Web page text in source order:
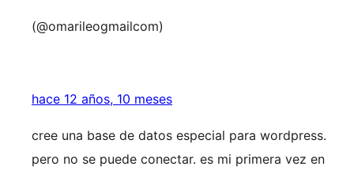
(@omarileogmailcom)
hace 12 años, 10 meses
cree una base de datos especial para wordpress.
pero no se puede conectar. es mi primera vez en